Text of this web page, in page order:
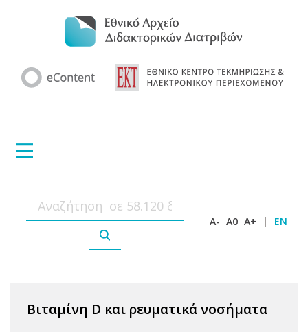
A- A0 A+ | EN
Βιταμίνη D και ρευματικά νοσήματα